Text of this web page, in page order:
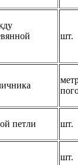
шт.
петли шт.
шт.